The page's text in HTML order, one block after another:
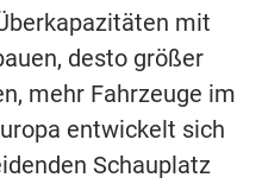
mit
desto größer
mehr Fahrzeuge im
entwickelt sich
Schauplatz